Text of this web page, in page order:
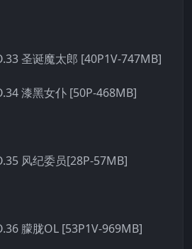
圣诞魔太郎 [40P1V-747MB]
漆黑女仆 [50P-468MB]
风纪委员[28P-57MB]
朦胧OL [53P1V-969MB]